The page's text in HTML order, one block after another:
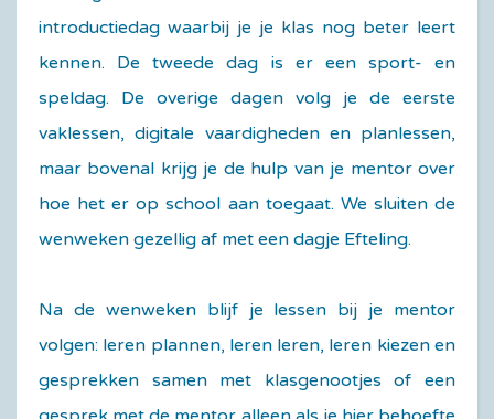
introductiedag waarbij je je klas nog beter leert
kennen. De tweede dag is er een sport- en
speldag. De overige dagen volg je de eerste
vaklessen, digitale vaardigheden en planlessen,
maar bovenal krijg je de hulp van je mentor over
hoe het er op school aan toegaat. We sluiten de
wenweken gezellig af met een dagje Efteling.
Na de wenweken blijf je lessen bij je mentor
volgen: leren plannen, leren leren, leren kiezen en
gesprekken samen met klasgenootjes of een